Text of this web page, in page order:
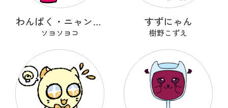
わんぱく・ニャンスケ
ソヨソヨコ
すずにゃん
樹野こずえ